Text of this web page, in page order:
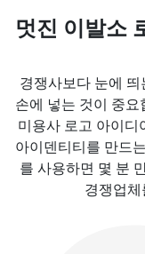
멋진 이발소
경쟁사보다 눈에
손에 넣는 것이 중
미용사 로고 아이디
아이덴티티를 만드
를 사용하면 몇 분
경쟁업